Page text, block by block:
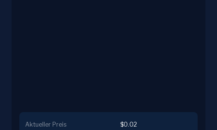
Aktueller Preis $0.02